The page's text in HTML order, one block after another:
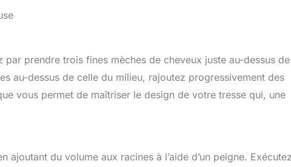
prendre trois fines mèches de cheveux juste au-dessus de
au-dessus de celle du milieu, rajoutez progressivement des
vous permet de maîtriser le design de votre tresse qui, une
ajoutant du volume aux racines à l’aide d’un peigne.